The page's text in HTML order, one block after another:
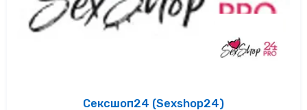
Сексшоп24 (Sexshop24)